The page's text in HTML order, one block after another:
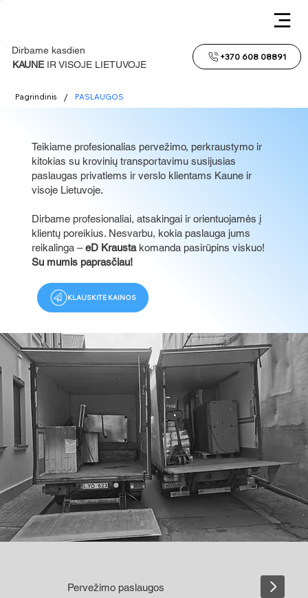
KAUNEIR VISOJE LIETUVOJE
Dirbame kasdien
+370 608 08891
Pagrindinis / PASLAUGOS
Teikiame profesionalias pervežimo, perkraustymo ir
kitokias su krovinių transportavimu susijusias
paslaugas privatiems ir verslo klientams Kaune ir
visoje Lietuvoje.
Dirbame profesionaliai, atsakingai ir orientuojamės į
klientų poreikius. Nesvarbu, kokia paslauga jums
reikalinga –eD Kraustakomanda pasirūpins viskuo!
Su mumis paprasčiau!
KLAUSKITE KAINOS
Pervežimo paslaugos